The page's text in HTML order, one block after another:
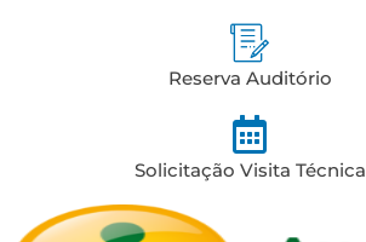
Reserva Auditório
Solicitação Visita Técnica